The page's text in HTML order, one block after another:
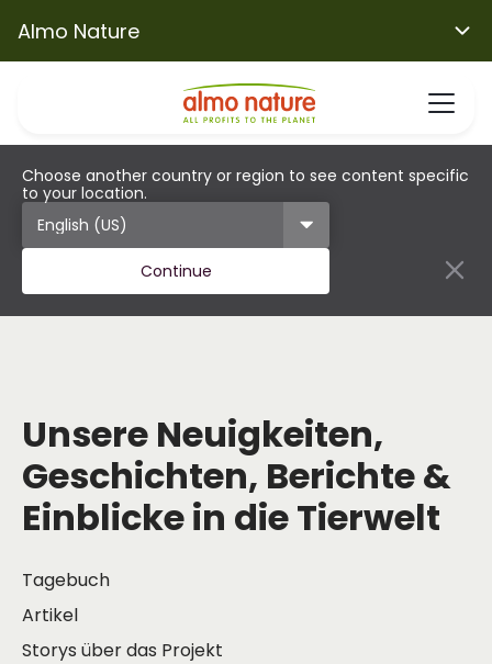
Almo Nature
Choose another country or region to see content specific
to your location.
Continue
Unsere Neuigkeiten,
Geschichten, Berichte &
Einblicke in die Tierwelt
Tagebuch
Artikel
Storys über das Projekt